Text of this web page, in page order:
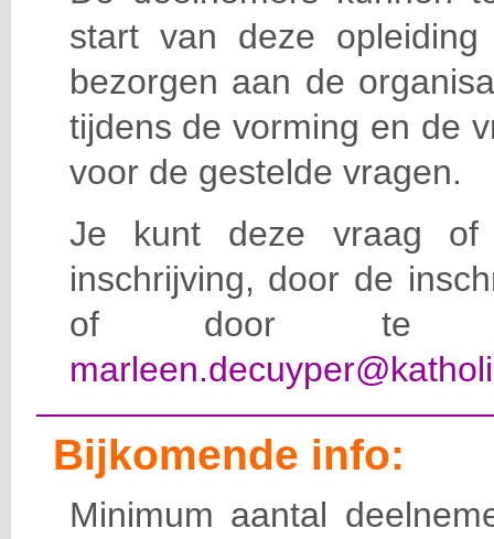
start van deze
bezorgen aan de
tijdens de vorming en de
voor de gestelde vragen.
Je kunt deze vraag of
inschrijving, door de
of door te e-
Bijkomende info:
Minimum aantal